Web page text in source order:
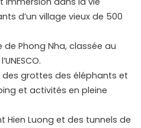
d’un village vieux de 500
Phong Nha, classée au
des grottes des éléphants et
et activités en pleine
Hien Luong et des tunnels de